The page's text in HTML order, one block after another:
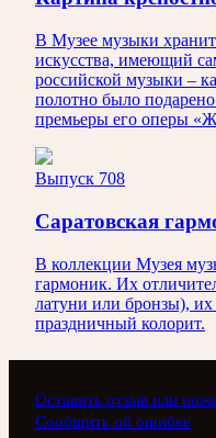
В Музее музыки
искусства, имеющий
российской музыки –
полотно было
премьеры его оперы
Выпуск 708
Саратовская
В коллекции Музея
гармоник. Их
латуни или бронзы), их
праздничный колорит.
Оставить отзыв или
Сообщить об ошибке